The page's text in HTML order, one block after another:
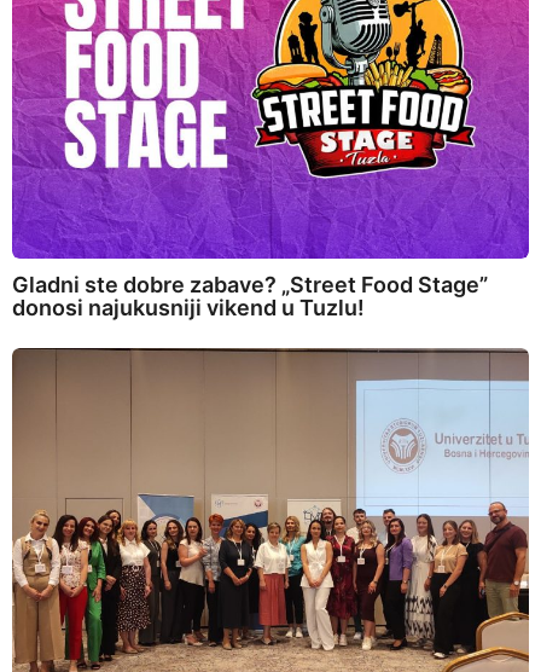
Gladni ste dobre zabave? „Street Food Stage”
donosi najukusniji vikend u Tuzlu!